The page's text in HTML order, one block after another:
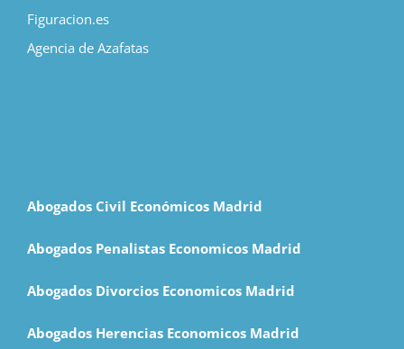
Figuracion.es
Agencia de Azafatas
Abogados Civil Económicos Madrid
Abogados Penalistas Economicos Madrid
Abogados Divorcios Economicos Madrid
Abogados Herencias Economicos Madrid